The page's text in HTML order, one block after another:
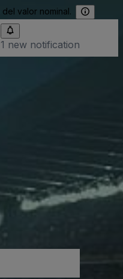
valor nominal.
1 new notification